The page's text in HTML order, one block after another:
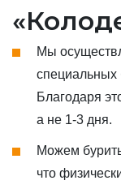
Мы
специальных
Благодаря
а не 1-3 дня.
Можем
что